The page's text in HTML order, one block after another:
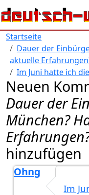
Direkt zum Inhalt
Startseite
Dauer der
aktuelle
Im Juni hatte ich
Neuen
Dauer der
München?
hinzufügen
Ohng
Hallo,
Im